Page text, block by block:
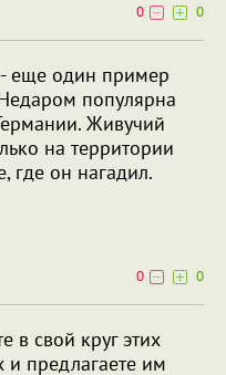
0
0
еще один пример
популярна
Живучий
на территории
где он нагадил.
0
0
в свой круг этих
и предлагаете им